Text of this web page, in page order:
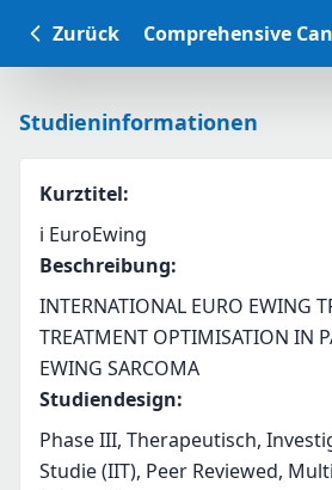
Zurück
Studieninformationen
Kurztitel:
i EuroEwing
Beschreibung:
INTERNATIONAL EURO EWING
TREATMENT OPTIMISATION IN
EWING SARCOMA
Studiendesign:
Phase III, Therapeutisch,
Studie (IIT), Peer Reviewed,